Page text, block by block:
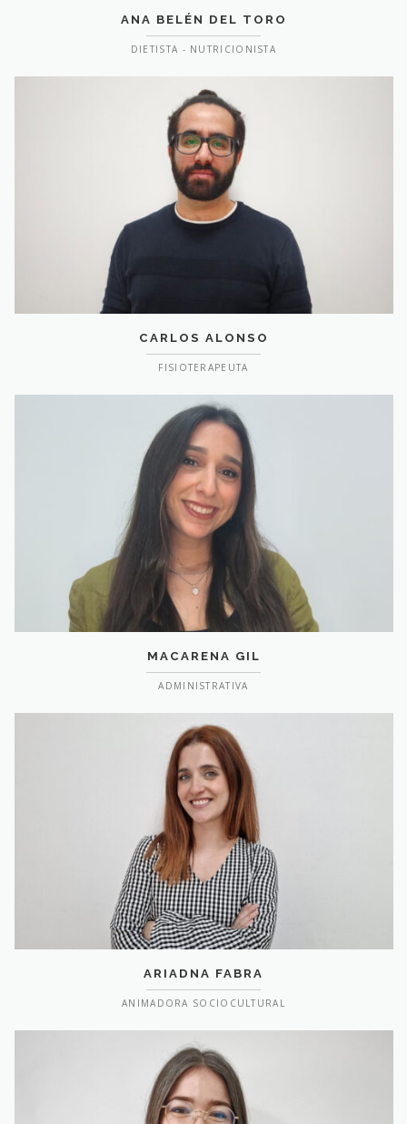
ANA BELÉN DEL TORO
DIETISTA - NUTRICIONISTA
CARLOS ALONSO
FISIOTERAPEUTA
MACARENA GIL
ADMINISTRATIVA
ARIADNA FABRA
ANIMADORA SOCIOCULTURAL